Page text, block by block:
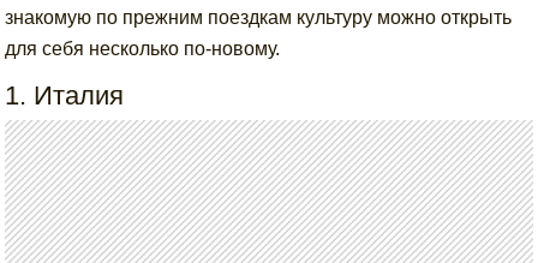
знакомую по прежним поездкам культуру можно открыть
для себя несколько по-новому.
1. Италия